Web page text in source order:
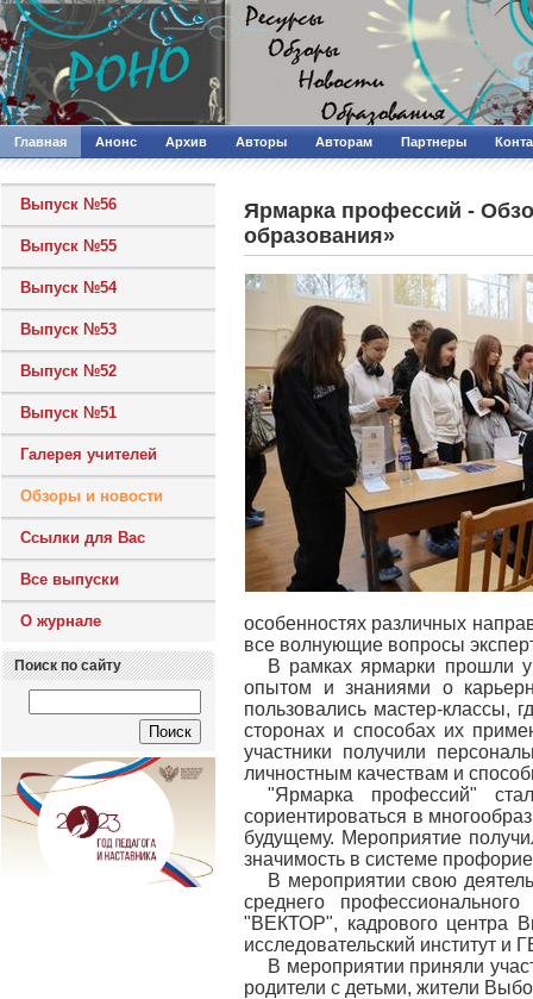
Главная Анонс Архив Авторы Авторам Партнеры
Выпуск №56
Выпуск №55
Выпуск №54
Выпуск №53
Выпуск №52
Выпуск №51
Галерея учителей
Обзоры и новости
Ссылки для Вас
Все выпуски
О журнале
Поиск по сайту
Ярмарка профессий -
образования»
особенностях различных
все волнующие вопросы
В рамках ярмарки прошли
опытом и знаниями о
пользовались мастер-классы,
сторонах и способах их
участники получили
личностным качествам и
"Ярмарка профессий"
сориентироваться в
будущему. Мероприятие
значимость в системе
В мероприятии свою
среднего
"ВЕКТОР", кадрового центра
исследовательский институт
В мероприятии приняли
родители с детьми, жители